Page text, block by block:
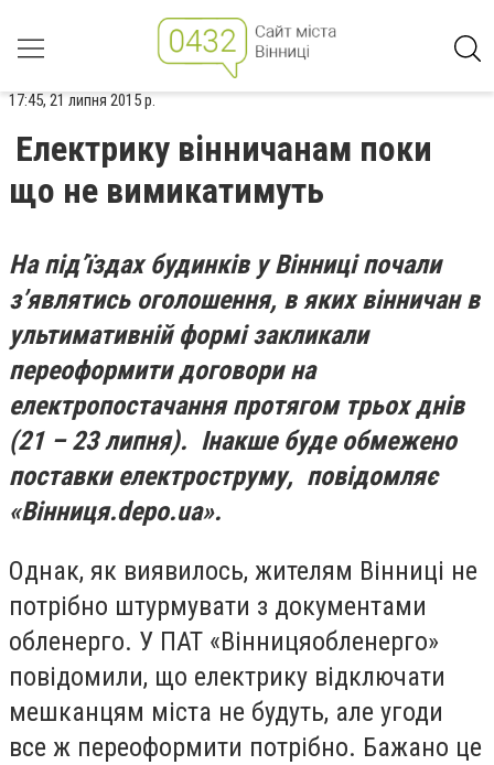
17:45, 21 липня 2015 р.
Електрику вінничанам поки
що не вимикатимуть
На під’їздах будинків у Вінниці почали
з’являтись оголошення, в яких вінничан в
ультимативній формі закликали
переоформити договори на
електропостачання протягом трьох днів
(21 – 23 липня). Інакше буде обмежено
поставки електроструму, повідомляє
«Вінниця.depo.ua».
Однак, як виявилось, жителям Вінниці не
потрібно штурмувати з документами
обленерго. У ПАТ «Вінницяобленерго»
повідомили, що електрику відключати
мешканцям міста не будуть, але угоди
все ж переоформити потрібно. Бажано це